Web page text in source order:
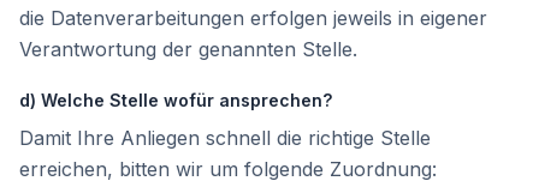
die Datenverarbeitungen erfolgen jeweils in eigener
Verantwortung der genannten Stelle.
d) Welche Stelle wofür ansprechen?
Damit Ihre Anliegen schnell die richtige Stelle
erreichen, bitten wir um folgende Zuordnung: